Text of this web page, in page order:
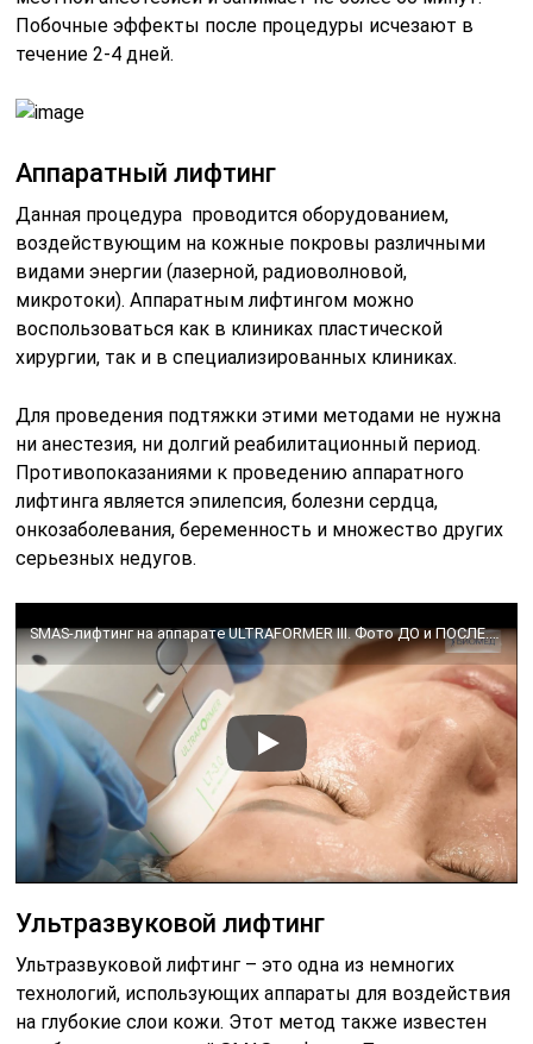
Побочные эффекты после процедуры исчезают в
течение 2-4 дней.
Аппаратный лифтинг
Данная процедура проводится оборудованием,
воздействующим на кожные покровы различными
видами энергии (лазерной, радиоволновой,
микротоки). Аппаратным лифтингом можно
воспользоваться как в клиниках пластической
хирургии, так и в специализированных клиниках.
Для проведения подтяжки этими методами не нужна
ни анестезия, ни долгий реабилитационный период.
Противопоказаниями к проведению аппаратного
лифтинга является эпилепсия, болезни сердца,
онкозаболевания, беременность и множество других
серьезных недугов.
SMAS-лифтинг на аппарате ULTRAFORMER III. Фото ДО и ПОСЛЕ. Результаты после процедуры смас-лифтинга
Ультразвуковой лифтинг
Ультразвуковой лифтинг – это одна из немногих
технологий, использующих аппараты для воздействия
на глубокие слои кожи. Этот метод также известен